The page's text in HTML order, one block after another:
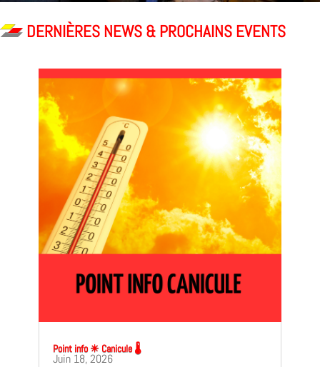
DERNIÈRES NEWS & PROCHAINS EVENTS
Point info ☀ Canicule 🌡
Juin 18, 2026